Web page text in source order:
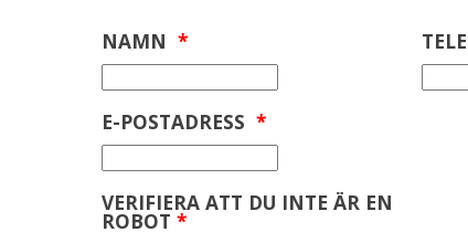
NAMN *
E-POSTADRESS *
VERIFIERA ATT DU INTE ÄR EN
ROBOT *